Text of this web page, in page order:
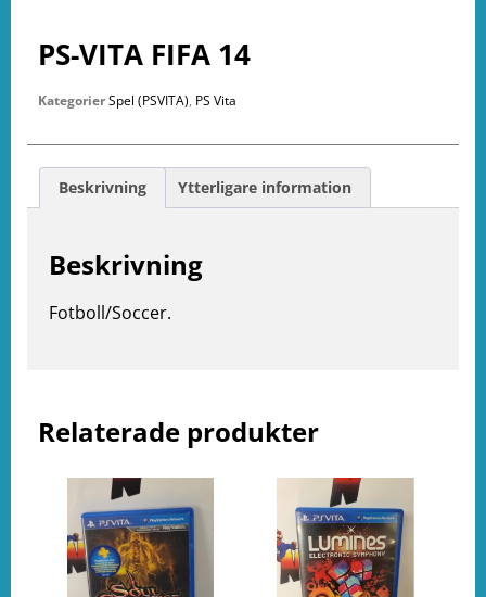
Relaterade produkter
PS-VITA FIFA 14
KategorierSpel (PSVITA), PS Vita
Beskrivning Ytterligare information
Beskrivning
Fotboll/Soccer.